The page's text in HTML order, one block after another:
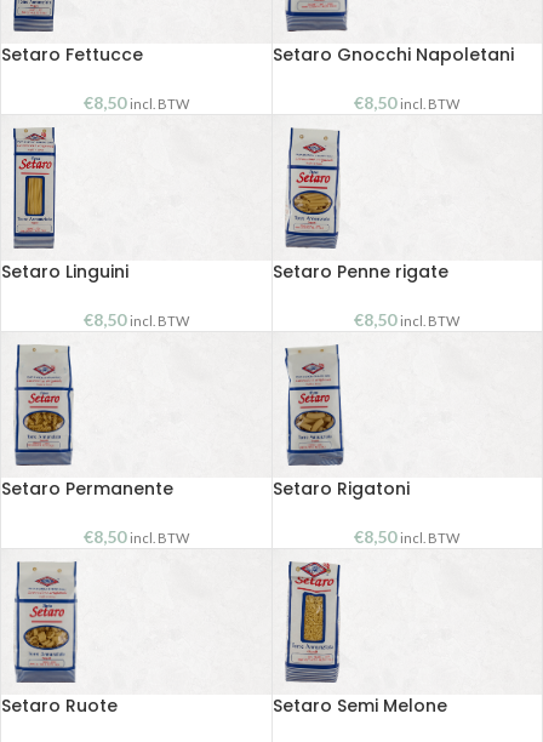
Setaro Fettucce
€8,50 incl. BTW
Setaro Gnocchi Napoletani
€8,50 incl. BTW
Setaro Linguini
€8,50 incl. BTW
Setaro Penne rigate
€8,50 incl. BTW
Setaro Permanente
€8,50 incl. BTW
Setaro Rigatoni
€8,50 incl. BTW
Setaro Ruote Setaro Semi Melone